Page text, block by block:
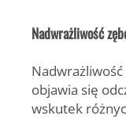
Nadwrażliwość
objawia się
wskutek